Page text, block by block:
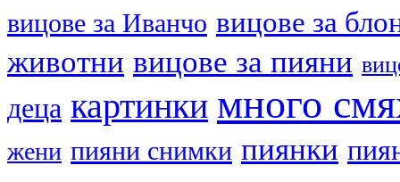
вицове за Иванчо вицове за
животни вицове за пияни
деца картинки много
жени пияни снимки пиянки